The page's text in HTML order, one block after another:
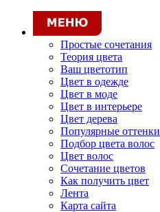
Простые сочетания
Теория цвета
Ваш цветотип
Цвет в одежде
Цвет в моде
Цвет в интерьере
Цвет дерева
Популярные оттенки
Подбор цвета волос
Цвет волос
Сочетание цветов
Как получить цвет
Лента
Карта сайта